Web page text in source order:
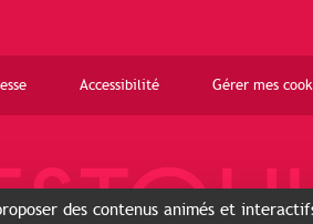
Accessibilité Gérer mes
des contenus animés et